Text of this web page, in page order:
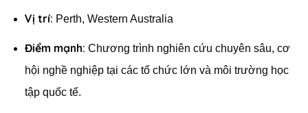
Vị trí: Perth, Western Australia
Điểm mạnh: Chương trình nghiên cứu chuyên sâu, cơ
hội nghề nghiệp tại các tổ chức lớn và môi trường học
tập quốc tế.